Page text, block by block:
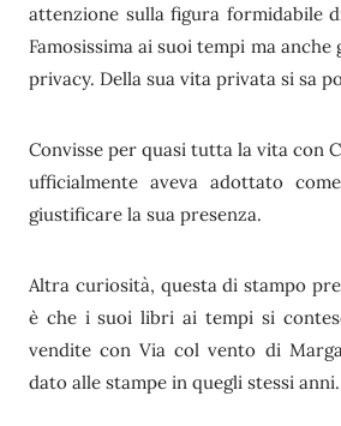
attenzione sulla figura formidabile
Famosissima ai suoi tempi ma anche
privacy. Della sua vita privata si sa
Convisse per quasi tutta la vita con
ufficialmente aveva adottato
giustificare la sua presenza.
Altra curiosità, questa di stampo
è che i suoi libri ai tempi si
vendite con Via col vento di
dato alle stampe in quegli stessi anni.